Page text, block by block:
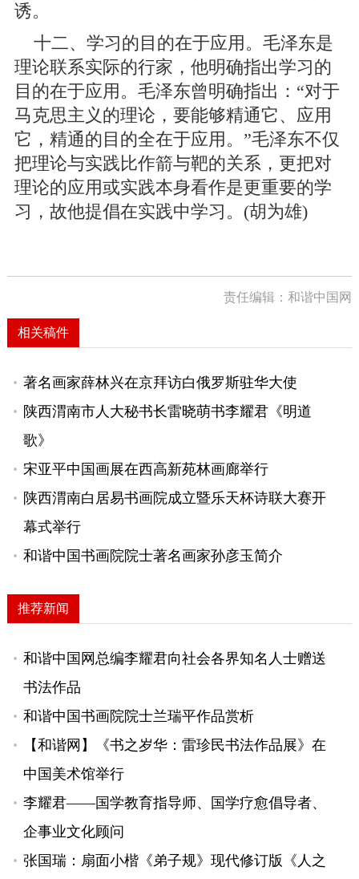
诱。
十二、学习的目的在于应用。毛泽东是
理论联系实际的行家，他明确指出学习的
目的在于应用。毛泽东曾明确指出：“对于
马克思主义的理论，要能够精通它、应用
它，精通的目的全在于应用。”毛泽东不仅
把理论与实践比作箭与靶的关系，更把对
理论的应用或实践本身看作是更重要的学
习，故他提倡在实践中学习。(胡为雄)
责任编辑：和谐中国网
相关稿件
著名画家薛林兴在京拜访白俄罗斯驻华大使
陕西渭南市人大秘书长雷晓萌书李耀君《明道
歌》
宋亚平中国画展在西高新苑林画廊举行
陕西渭南白居易书画院成立暨乐天杯诗联大赛开
幕式举行
和谐中国书画院院士著名画家孙彦玉简介
推荐新闻
和谐中国网总编李耀君向社会各界知名人士赠送
书法作品
和谐中国书画院院士兰瑞平作品赏析
【和谐网】《书之岁华：雷珍民书法作品展》在
中国美术馆举行
李耀君——国学教育指导师、国学疗愈倡导者、
企事业文化顾问
张国瑞：扇面小楷《弟子规》现代修订版《人之